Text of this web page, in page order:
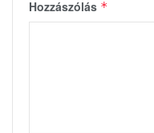
Hozzászólás *